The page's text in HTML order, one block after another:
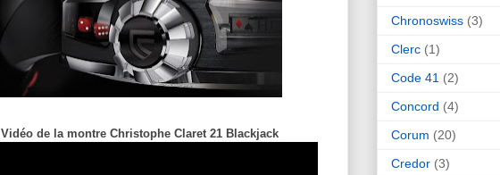
Vidéo de la montre Christophe Claret 21 Blackjack
Chronoswiss (3)
Clerc (1)
Code 41 (2)
Concord (4)
Corum (20)
Credor (3)